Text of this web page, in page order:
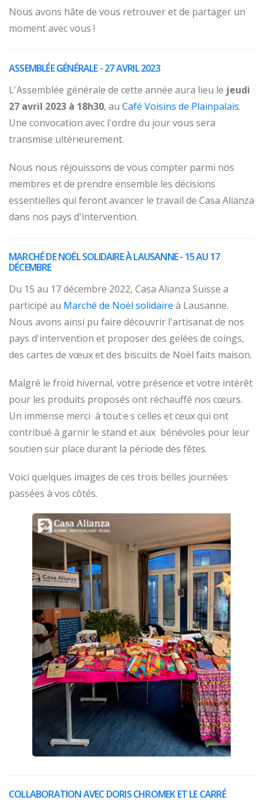
Nous avons hâte de vous retrouver et de partager un
moment avec vous !
ASSEMBLÉE GÉNÉRALE - 27 AVRIL 2023
L'Assemblée générale de cette année aura lieu le jeudi
27 avril 2023 à 18h30, au Café Voisins de Plainpalais.
Une convocation avec l'ordre du jour vous sera
transmise ultérieurement.
Nous nous réjouissons de vous compter parmi nos
membres et de prendre ensemble les décisions
essentielles qui feront avancer le travail de Casa Alianza
dans nos pays d'intervention.
MARCHÉ DE NOËL SOLIDAIRE À LAUSANNE - 15 AU 17
DÉCEMBRE
Du 15 au 17 décembre 2022, Casa Alianza Suisse a
participé au Marché de Noël solidaire à Lausanne.
Nous avons ainsi pu faire découvrir l'artisanat de nos
pays d'intervention et proposer des gelées de coings,
des cartes de vœux et des biscuits de Noël faits maison.
Malgré le froid hivernal, votre présence et votre intérêt
pour les produits proposés ont réchauffé nos cœurs.
Un immense merci à tout·e·s celles et ceux qui ont
contribué à garnir le stand et aux bénévoles pour leur
soutien sur place durant la période des fêtes.
Voici quelques images de ces trois belles journées
passées à vos côtés.
COLLABORATION AVEC DORIS CHROMEK ET LE CARRÉ